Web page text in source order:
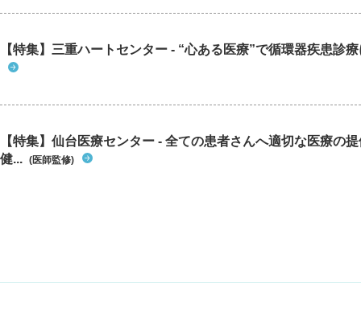
【特集】三重ハートセンター - “心ある医療”で循環器疾患診
【特集】仙台医療センター - 全ての患者さんへ適切な医療の
健... (医師監修)